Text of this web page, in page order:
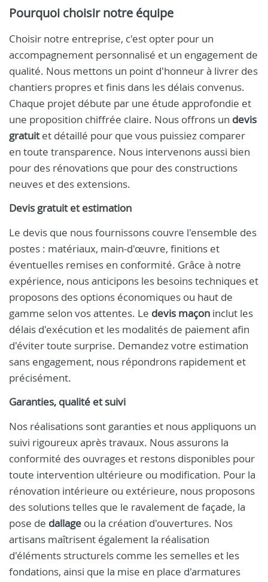
Pourquoi choisir notre équipe
Choisir notre entreprise, c'est opter pour un
accompagnement personnalisé et un engagement de
qualité. Nous mettons un point d'honneur à livrer des
chantiers propres et finis dans les délais convenus.
Chaque projet débute par une étude approfondie et
une proposition chiffrée claire. Nous offrons un devis
gratuitet détaillé pour que vous puissiez comparer
en toute transparence. Nous intervenons aussi bien
pour des rénovations que pour des constructions
neuves et des extensions.
Devis gratuit et estimation
Le devis que nous fournissons couvre l'ensemble des
postes : matériaux, main-d'œuvre, finitions et
éventuelles remises en conformité. Grâce à notre
expérience, nous anticipons les besoins techniques et
proposons des options économiques ou haut de
gamme selon vos attentes. Le devis maçon inclut les
délais d'exécution et les modalités de paiement afin
d'éviter toute surprise. Demandez votre estimation
sans engagement, nous répondrons rapidement et
précisément.
Garanties, qualité et suivi
Nos réalisations sont garanties et nous appliquons un
suivi rigoureux après travaux. Nous assurons la
conformité des ouvrages et restons disponibles pour
toute intervention ultérieure ou modification. Pour la
rénovation intérieure ou extérieure, nous proposons
des solutions telles que le ravalement de façade, la
pose de dallage ou la création d'ouvertures. Nos
artisans maîtrisent également la réalisation
d'éléments structurels comme les semelles et les
fondations, ainsi que la mise en place d'armatures